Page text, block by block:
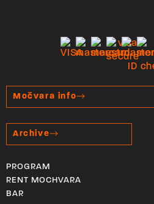
Močvara info
Archive
PROGRAM
RENT MOCHVARA
BAR